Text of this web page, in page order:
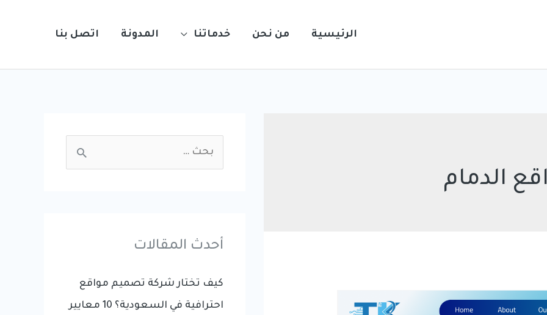
الرئيسية من نحن خدماتنا المدونة اتصل بنا
الدمام
e
f
o
أحدث المقالات
كيف تختار شركة تصميم مواقع
احترافية في السعودية؟ 10 معايير